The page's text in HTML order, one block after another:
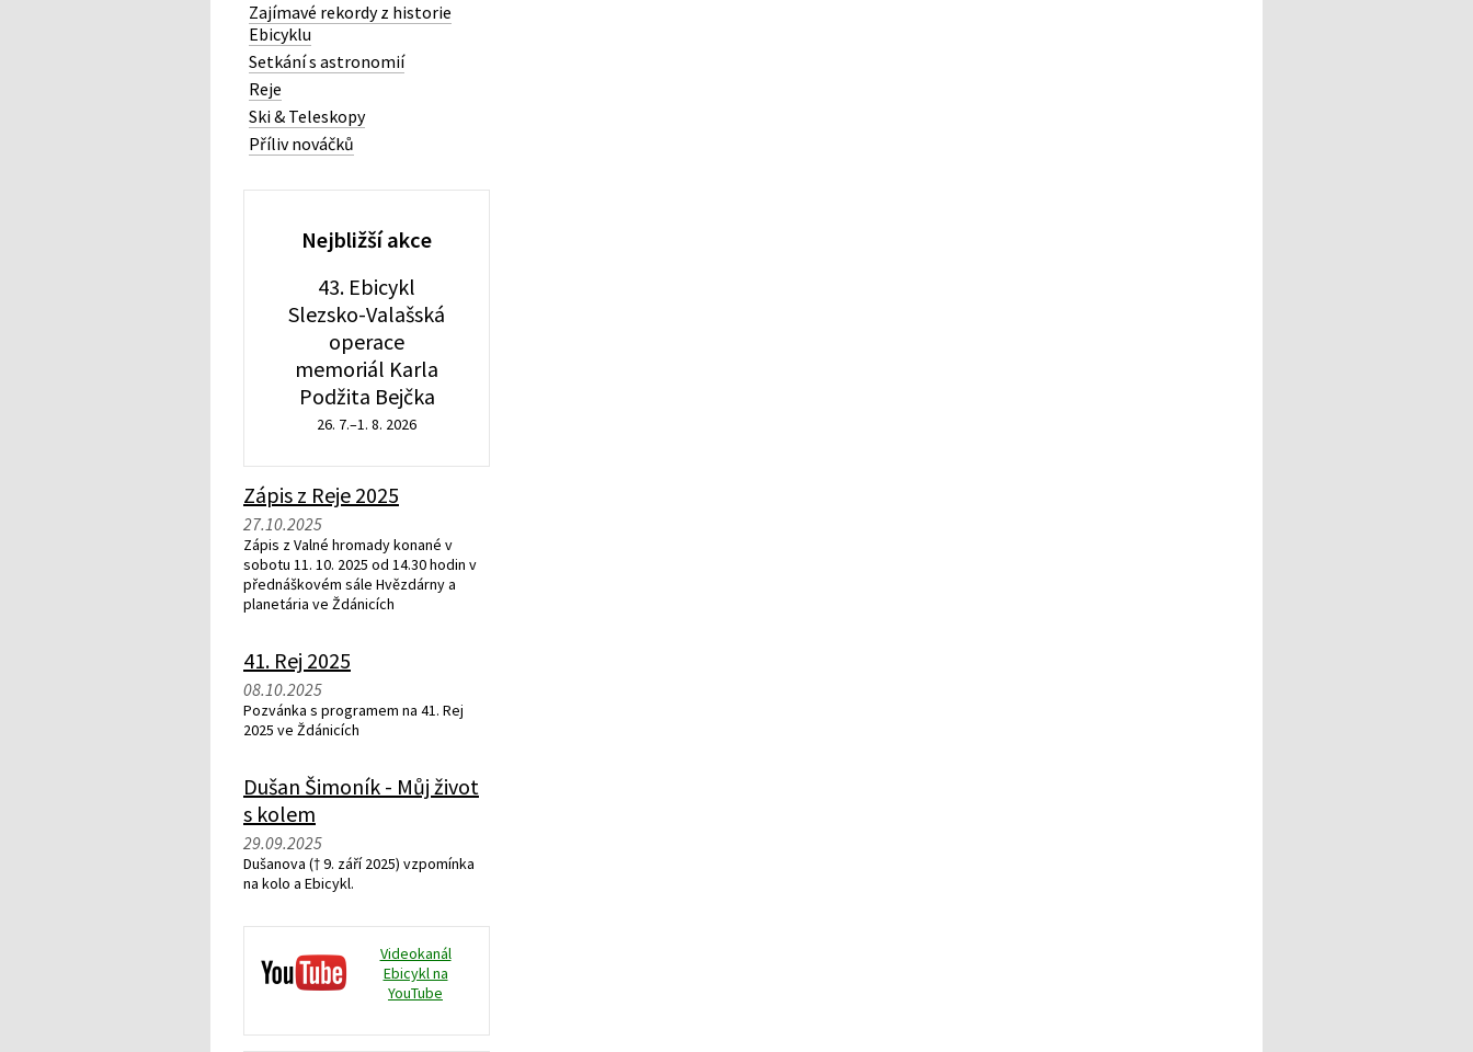
Zajímavé rekordy z historie
Ebicyklu
Setkání s astronomií
Reje
Ski & Teleskopy
Příliv nováčků
Nejbližší akce
43. Ebicykl
Slezsko-Valašská
operace
memoriál Karla
Podžita Bejčka
26. 7.–1. 8. 2026
Zápis z Reje 2025
27.10.2025
Zápis z Valné hromady konané v
sobotu 11. 10. 2025 od 14.30 hodin v
přednáškovém sále Hvězdárny a
planetária ve Ždánicích
41. Rej 2025
08.10.2025
Pozvánka s programem na 41. Rej
2025 ve Ždánicích
Dušan Šimoník - Můj život
s kolem
29.09.2025
Dušanova († 9. září 2025) vzpomínka
na kolo a Ebicykl.
Videokanál
Ebicykl na
YouTube